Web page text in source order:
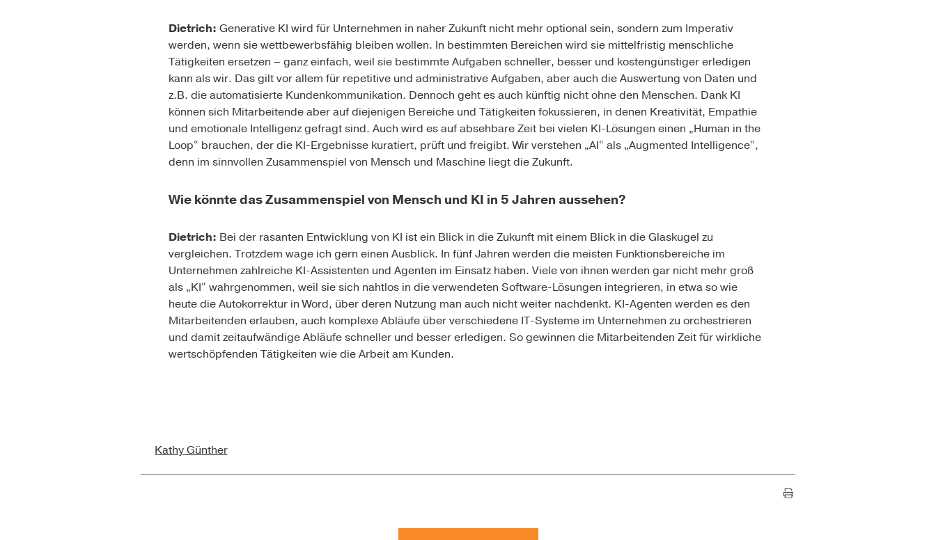
Dietrich: Generative KI wird für Unternehmen in naher Zukunft nicht mehr optional sein, sondern zum Imperativ
werden, wenn sie wettbewerbsfähig bleiben wollen. In bestimmten Bereichen wird sie mittelfristig menschliche
Tätigkeiten ersetzen – ganz einfach, weil sie bestimmte Aufgaben schneller, besser und kostengünstiger erledigen
kann als wir. Das gilt vor allem für repetitive und administrative Aufgaben, aber auch die Auswertung von Daten und
z.B. die automatisierte Kundenkommunikation. Dennoch geht es auch künftig nicht ohne den Menschen. Dank KI
können sich Mitarbeitende aber auf diejenigen Bereiche und Tätigkeiten fokussieren, in denen Kreativität, Empathie
und emotionale Intelligenz gefragt sind. Auch wird es auf absehbare Zeit bei vielen KI-Lösungen einen „Human in the
Loop“ brauchen, der die KI-Ergebnisse kuratiert, prüft und freigibt. Wir verstehen „AI“ als „Augmented Intelligence“,
denn im sinnvollen Zusammenspiel von Mensch und Maschine liegt die Zukunft.
Wie könnte das Zusammenspiel von Mensch und KI in 5 Jahren aussehen?
Dietrich: Bei der rasanten Entwicklung von KI ist ein Blick in die Zukunft mit einem Blick in die Glaskugel zu
vergleichen. Trotzdem wage ich gern einen Ausblick. In fünf Jahren werden die meisten Funktionsbereiche im
Unternehmen zahlreiche KI-Assistenten und Agenten im Einsatz haben. Viele von ihnen werden gar nicht mehr groß
als „KI“ wahrgenommen, weil sie sich nahtlos in die verwendeten Software-Lösungen integrieren, in etwa so wie
heute die Autokorrektur in Word, über deren Nutzung man auch nicht weiter nachdenkt. KI-Agenten werden es den
Mitarbeitenden erlauben, auch komplexe Abläufe über verschiedene IT-Systeme im Unternehmen zu orchestrieren
und damit zeitaufwändige Abläufe schneller und besser erledigen. So gewinnen die Mitarbeitenden Zeit für wirkliche
wertschöpfenden Tätigkeiten wie die Arbeit am Kunden.
Kathy Günther